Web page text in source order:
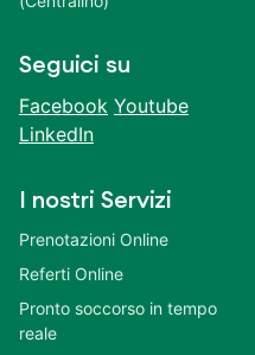
Seguici su
Facebook Youtube
LinkedIn
I nostri Servizi
Prenotazioni Online
Referti Online
Pronto soccorso in tempo
reale